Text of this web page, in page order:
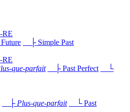
├ Simple Past
que-parfait ├ Past Perfect
└
├ Plus-que-parfait
└ Past